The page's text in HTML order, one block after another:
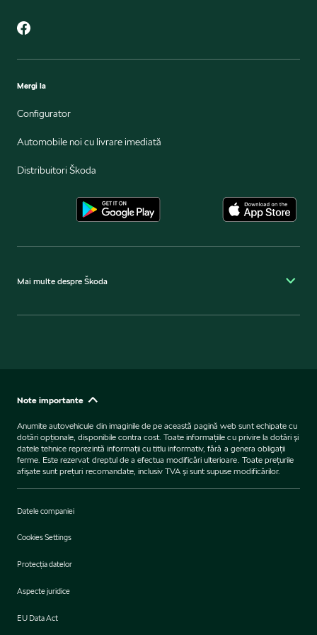
Mergi la
Configurator
Automobile noi cu livrare imediată
Distribuitori Škoda
Mai multe despre Škoda
Note importante
Anumite autovehicule din imaginile de pe această pagină web sunt echipate cu
dotări opţionale, disponibile contra cost. Toate informaţiile cu privire la dotări şi
datele tehnice reprezintă informaţii cu titlu informativ, fără a genera obligaţii
ferme. Este rezervat dreptul de a efectua modificări ulterioare. Toate preţurile
afişate sunt preţuri recomandate, inclusiv TVA şi sunt supuse modificărilor.
Datele companiei
Cookies Settings
Protecţia datelor
Aspecte juridice
EU Data Act